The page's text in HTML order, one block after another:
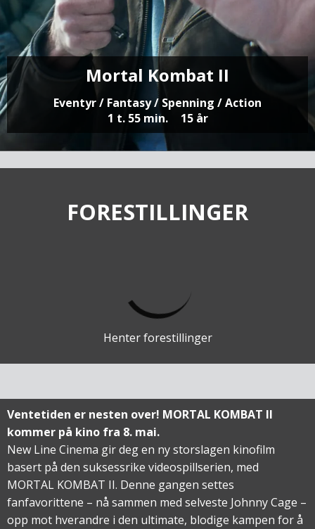
Mortal Kombat II
Eventyr / Fantasy / Spenning / Action
1 t. 55 min.
15 år
FORESTILLINGER
Henter forestillinger
Ventetiden er nesten over! MORTAL KOMBAT II
kommer på kino fra 8. mai.
New Line Cinema gir deg en ny storslagen kinofilm
basert på den suksessrike videospillserien, med
MORTAL KOMBAT II. Denne gangen settes
fanfavorittene – nå sammen med selveste Johnny Cage –
opp mot hverandre i den ultimate, blodige kampen for å